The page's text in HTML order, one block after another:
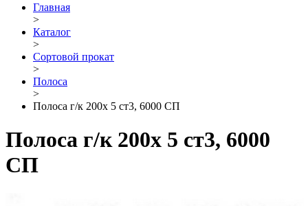
Главная
>
Каталог
>
Сортовой прокат
>
Полоса
>
Полоса г/к 200х 5 ст3, 6000 СП
Полоса г/к 200х 5 ст3, 6000
СП